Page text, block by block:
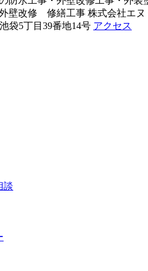
壁改修 修繕工事 株式会社エヌ
袋5丁目39番地14号 アクセス
談